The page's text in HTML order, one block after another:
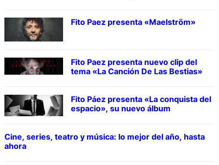
Fito Paez presenta «Maelström»
Fito Paez presenta nuevo clip del
tema «La Canción De Las Bestias»
Fito Páez presenta «La conquista del
espacio», su nuevo álbum
Cine, series, teatro y música: lo mejor del año, hasta
ahora